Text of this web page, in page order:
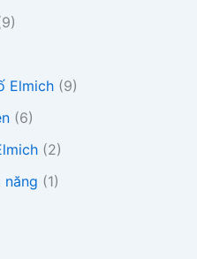
Elmich (9)
(6)
(2)
năng (1)